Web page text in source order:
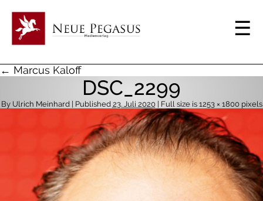
← Marcus Kaloff
DSC_2299
By Ulrich Meinhard| Published 23. Juli 2020| Full size is 1253 × 1800pixels